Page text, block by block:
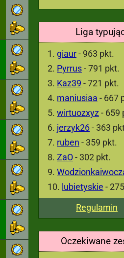
Liga
giaur- 963 pkt.
Pyrrus- 791 pkt.
Kaz39 - 721 pkt.
maniusiaa - 667
wirtuozxyz - 659
jerzyk26- 363
ruben - 359 pkt.
ZaO- 302 pkt.
lubietyskie -
Regulamin
Oczekiwane